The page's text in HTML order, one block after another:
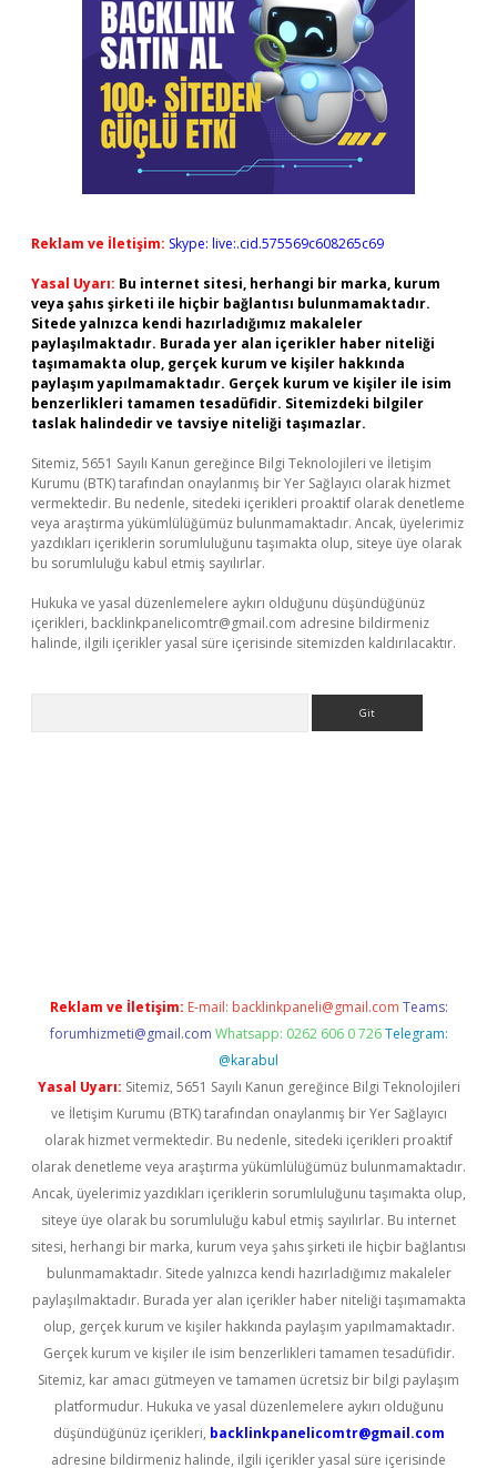
Reklam ve İletişim: Skype: live:.cid.575569c608265c69
Yasal Uyarı: Bu internet sitesi, herhangi bir marka, kurum
veya şahıs şirketi ile hiçbir bağlantısı bulunmamaktadır.
Sitede yalnızca kendi hazırladığımız makaleler
paylaşılmaktadır. Burada yer alan içerikler haber niteliği
taşımamakta olup, gerçek kurum ve kişiler hakkında
paylaşım yapılmamaktadır. Gerçek kurum ve kişiler ile isim
benzerlikleri tamamen tesadüfidir. Sitemizdeki bilgiler
taslak halindedir ve tavsiye niteliği taşımazlar.
Sitemiz, 5651 Sayılı Kanun gereğince Bilgi Teknolojileri ve İletişim
Kurumu (BTK) tarafından onaylanmış bir Yer Sağlayıcı olarak hizmet
vermektedir. Bu nedenle, sitedeki içerikleri proaktif olarak denetleme
veya araştırma yükümlülüğümüz bulunmamaktadır. Ancak, üyelerimiz
yazdıkları içeriklerin sorumluluğunu taşımakta olup, siteye üye olarak
bu sorumluluğu kabul etmiş sayılırlar.
Hukuka ve yasal düzenlemelere aykırı olduğunu düşündüğünüz
içerikleri, backlinkpanelicomtr@gmail.com adresine bildirmeniz
halinde, ilgili içerikler yasal süre içerisinde sitemizden kaldırılacaktır.
Reklam ve İletişim: E-mail: backlinkpaneli@gmail.com Teams:
forumhizmeti@gmail.com Whatsapp: 0262 606 0 726 Telegram:
@karabul
Yasal Uyarı: Sitemiz, 5651 Sayılı Kanun gereğince Bilgi Teknolojileri
ve İletişim Kurumu (BTK) tarafından onaylanmış bir Yer Sağlayıcı
olarak hizmet vermektedir. Bu nedenle, sitedeki içerikleri proaktif
olarak denetleme veya araştırma yükümlülüğümüz bulunmamaktadır.
Ancak, üyelerimiz yazdıkları içeriklerin sorumluluğunu taşımakta olup,
siteye üye olarak bu sorumluluğu kabul etmiş sayılırlar. Bu internet
sitesi, herhangi bir marka, kurum veya şahıs şirketi ile hiçbir bağlantısı
bulunmamaktadır. Sitede yalnızca kendi hazırladığımız makaleler
paylaşılmaktadır. Burada yer alan içerikler haber niteliği taşımamakta
olup, gerçek kurum ve kişiler hakkında paylaşım yapılmamaktadır.
Gerçek kurum ve kişiler ile isim benzerlikleri tamamen tesadüfidir.
Sitemiz, kar amacı gütmeyen ve tamamen ücretsiz bir bilgi paylaşım
platformudur. Hukuka ve yasal düzenlemelere aykırı olduğunu
düşündüğünüz içerikleri, backlinkpanelicomtr@gmail.com
adresine bildirmeniz halinde, ilgili içerikler yasal süre içerisinde